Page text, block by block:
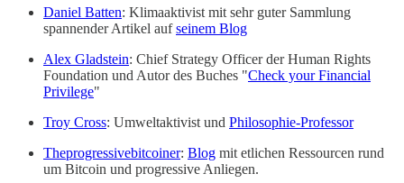
Daniel Batten: Klimaaktivist mit sehr guter Sammlung
spannender Artikel aufseinem Blog
Alex Gladstein: Chief Strategy Officer der Human Rights
Foundation und Autor des Buches "Check your Financial
Privilege"
Troy Cross: Umweltaktivist und Philosophie-Professor
Theprogressivebitcoiner: Blog mit etlichen Ressourcen rund
um Bitcoin und progressive Anliegen.